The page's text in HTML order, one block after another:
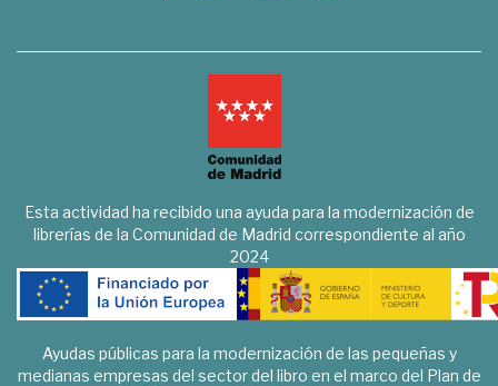
Esta actividad ha recibido una ayuda para la modernización de
librerías de la Comunidad de Madrid correspondiente al año
2024
Ayudas públicas para la modernización de las pequeñas y
medianas empresas del sector del libro en el marco del Plan de